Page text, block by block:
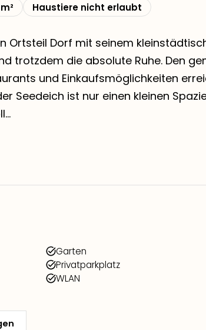
Haustiere nicht erlaubt
Ortsteil Dorf mit seinem
trotzdem die absolute Ruhe. Den
und Einkaufsmöglichkeiten
Seedeich ist nur einen kleinen
Garten
Privatparkplatz
WLAN